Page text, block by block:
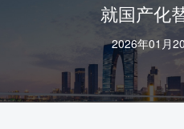
就国产化
2026年01月